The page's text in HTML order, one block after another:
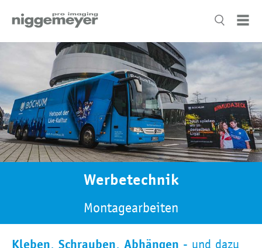
Werbetechnik
Montagearbeiten
Kleben, Schrauben, Abhängen - und dazu